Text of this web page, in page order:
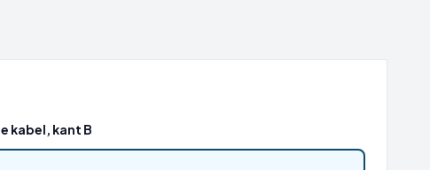
kabel, kant B